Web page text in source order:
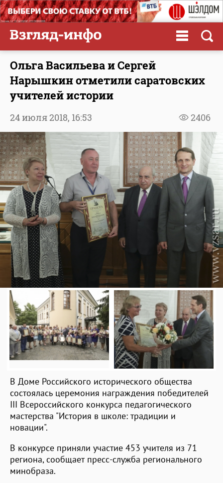
Ольга Васильева и Сергей
Нарышкин отметили саратовских
учителей истории
2406
24 июля 2018, 16:53
В Доме Российского исторического общества
состоялась церемония награждения победителей
III Всероссийского конкурса педагогического
мастерства "История в школе: традиции и
новации".
В конкурсе приняли участие 453 учителя из 71
региона, сообщает пресс-служба регионального
минобраза.